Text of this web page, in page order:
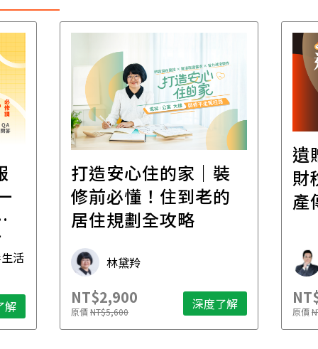
活
解
打造安心住的家｜裝
修前必懂！住到老的
居住規劃全攻略
林黛羚
NT$2,900
原價NT$5,600 深度了解
遺
財
產
原價